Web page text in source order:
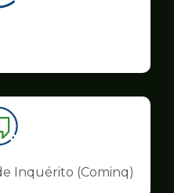
Inquérito (Cominq)